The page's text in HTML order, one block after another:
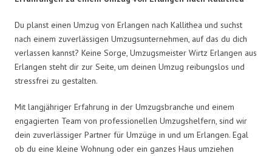
Du planst einen Umzug von Erlangen nach Kallithea und suchst
nach einem zuverlässigen Umzugsunternehmen, auf das du dich
verlassen kannst? Keine Sorge, Umzugsmeister Wirtz Erlangen aus
Erlangen steht dir zur Seite, um deinen Umzug reibungslos und
stressfrei zu gestalten.
Mit langjähriger Erfahrung in der Umzugsbranche und einem
engagierten Team von professionellen Umzugshelfern, sind wir
dein zuverlässiger Partner für Umzüge in und um Erlangen. Egal
ob du eine kleine Wohnung oder ein ganzes Haus umziehen